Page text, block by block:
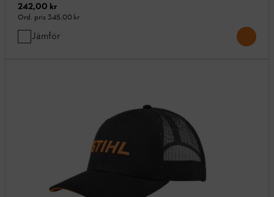
242,00 kr
Ord. pris 345,00 kr
Jämför